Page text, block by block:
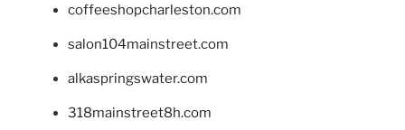
coffeeshopcharleston.com
salon104mainstreet.com
alkaspringswater.com
318mainstreet8h.com